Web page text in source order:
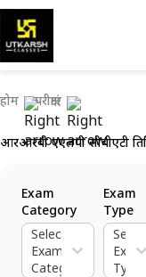
होम परीक्षाएं
Exam
Category
Select
Exam
Category
Exam
Type
Select
Exam
Type